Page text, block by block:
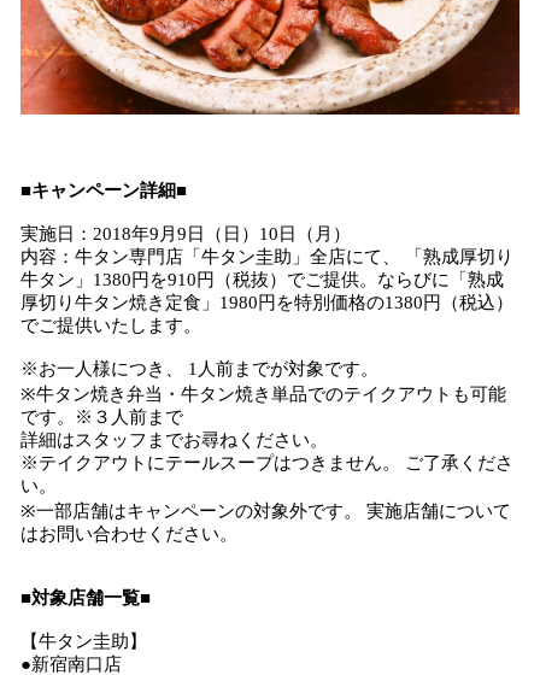
■キャンペーン詳細■
実施日：2018年9月9日（日）10日（月）
内容：牛タン専門店「牛タン圭助」全店にて、 「熟成厚切り
牛タン」1380円を910円（税抜）でご提供。ならびに「熟成
厚切り牛タン焼き定食」1980円を特別価格の1380円（税込）
でご提供いたします。
※お一人様につき、 1人前までが対象です。
※牛タン焼き弁当・牛タン焼き単品でのテイクアウトも可能
です。※３人前まで
詳細はスタッフまでお尋ねください。
※テイクアウトにテールスープはつきません。 ご了承くださ
い。
※一部店舗はキャンペーンの対象外です。 実施店舗について
はお問い合わせください。
■対象店舗一覧■
【牛タン圭助】
●新宿南口店